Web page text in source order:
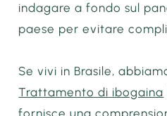
indagare a fondo sul
paese per evitare
Se vivi in Brasile,
Trattamento di ibogaina
fornisce una